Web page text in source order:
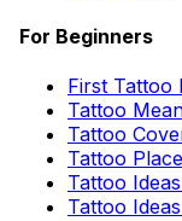
For Beginners
First Tattoo
Tattoo
Tattoo
Tattoo
Tattoo
Tattoo